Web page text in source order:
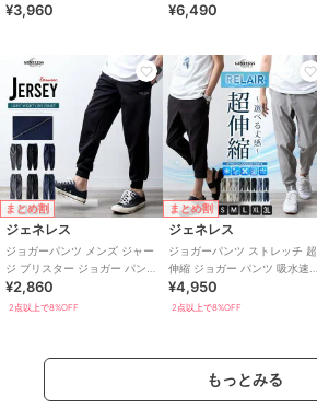
¥3,960 ¥6,490
まとめ割
ジェネレス
ジョガーパンツ メンズ ジャー
ジ ブリスター ジョガー パンツ
ホッピングパンツ ゆったり
¥2,860
2点以上で8%OFF
まとめ割
ジェネレス
ジョガーパンツ ストレッチ 超
伸縮 ジョガー パンツ 吸水速乾
接触冷感 RELAIR
¥4,950
2点以上で8%OFF
もっとみる